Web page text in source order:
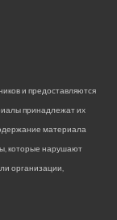
и предоставляются
принадлежат их
материала
которые нарушают
организации,